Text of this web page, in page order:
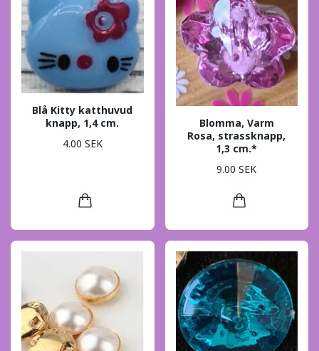
Blå Kitty katthuvud
knapp, 1,4 cm.
4.00 SEK
Blomma, Varm
Rosa, strassknapp,
1,3 cm.*
9.00 SEK